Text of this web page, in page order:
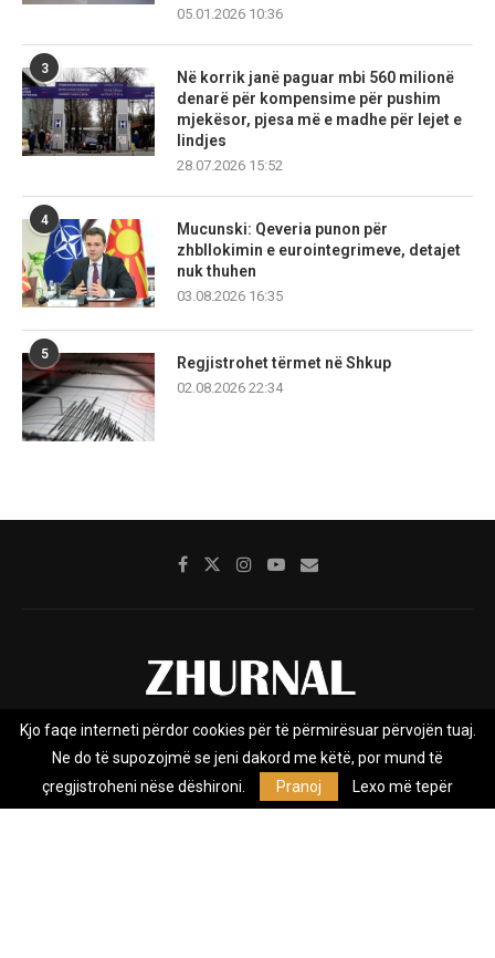
05.01.2026 10:36
3
Në korrik janë paguar mbi 560 milionë
denarë për kompensime për pushim
mjekësor, pjesa më e madhe për lejet e
lindjes
28.07.2026 15:52
4
Mucunski: Qeveria punon për
zhbllokimin e eurointegrimeve, detajet
nuk thuhen
03.08.2026 16:35
5
Regjistrohet tërmet në Shkup
02.08.2026 22:34
Rreth nesh Impresumi Marketing
Privacy Policy
Zhurnal.mk është Agjenci e Lajmeve e pavarur, e themeluar në vitin
Kjo faqe interneti përdor cookies për të përmirësuar përvojën tuaj.
Ne do të supozojmë se jeni dakord me këtë, por mund të
çregjistroheni nëse dëshironi.
Pranoj Lexo më tepër